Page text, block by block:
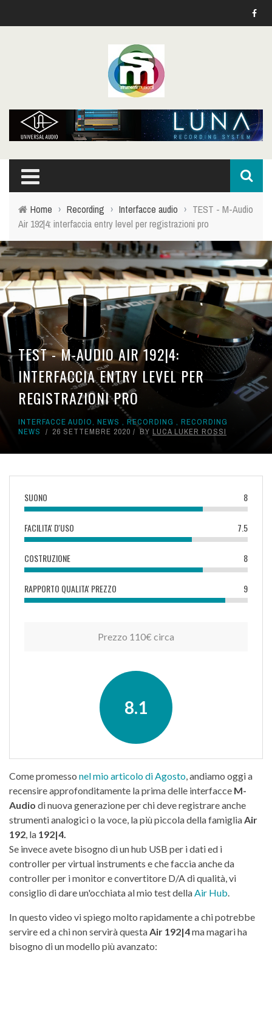
Home › Recording › Interfacce audio › TEST - M-Audio
Air 192|4: interfaccia entry level per registrazioni pro
TEST - M-AUDIO AIR 192|4:
INTERFACCIA ENTRY LEVEL PER
REGISTRAZIONI PRO
INTERFACCE AUDIO, NEWS , RECORDING , RECORDING
NEWS
26 SETTEMBRE 2020 BY LUCA LUKER ROSSI
SUONO 8
FACILITA' D'USO 7.5
COSTRUZIONE 8
RAPPORTO QUALITA' PREZZO 9
Prezzo 110€ circa
8.1
Come promesso nel mio articolo di Agosto , andiamo oggi a
recensire approfonditamente la prima delle interfacce M-
Audio di nuova generazione per chi deve registrare anche
strumenti analogici o la voce, la più piccola della famiglia Air
192 , la 192|4.
Se invece avete bisogno di un hub USB per i dati ed i
controller per virtual instruments e che faccia anche da
controller per i monitor e convertitore D/A di qualità, vi
consiglio di dare un'occhiata al mio test della Air Hub
In questo video vi spiego molto rapidamente a chi potrebbe
servire ed a chi non servirà questa Air 192|4ma magari ha
bisogno di un modello più avanzato: